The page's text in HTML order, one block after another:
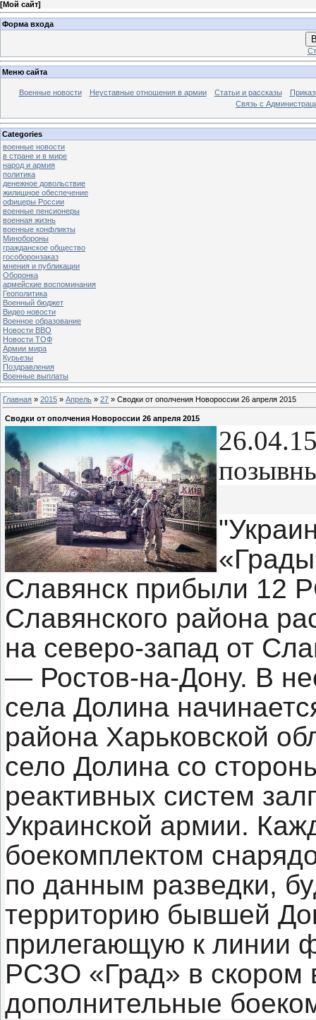
[Мой сайт]
Форма входа
Меню сайта
Военные новости Неуставные отношения в армии Статьи и рассказы
Связь с
Categories
военные новости
в стране и в мире
народ и армия
политика
денежное довольствие
жилищное обеспечение
офицеры России
военные пенсионеры
военная жизнь
военные конфликты
Минобороны
гражданское общество
гособоронзаказ
мнения и публикации
Оборонка
армейские воспоминания
Геополитика
Военный бюджет
Видео новости
Военное образование
Новости ВВО
Новости ТОФ
Армии мира
Курьезы
Поздравления
Военные выплаты
Главная » 2015 » Апрель » 27 » Сводки от ополчения Новороссии 26 апреля 2015
Сводки от ополчения Новороссии 26 апреля 2015
Славянск прибыли 12
Славянского района
на северо-запад от
— Ростов-на-Дону. В
села Долина
района Харьковской
село Долина со
реактивных систем
Украинской армии.
боекомплектом
по данным разведки,
территорию бывшей
прилегающую к линии
РСЗО «Град» в скором
дополнительные